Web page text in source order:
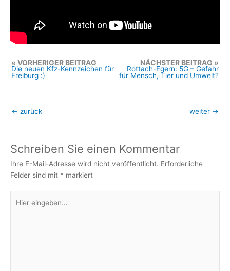
VORHERIGER BEITRAG
Die neuen Kfz-Kennzeichen für
Freiburg :)
NÄCHSTER BEITRAG
Rottach-Egern: 5G – Gefahr
für Mensch, Tier und Umwelt?
← zurück weiter →
Schreiben Sie einen Kommentar
Ihre E-Mail-Adresse wird nicht veröffentlicht. Erforderliche
Felder sind mit * markiert
eingeben…